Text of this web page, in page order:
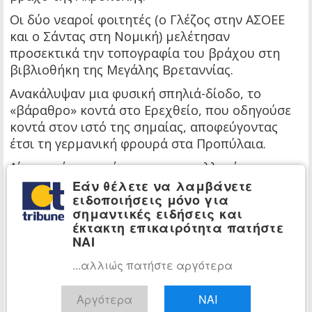
Οι δύο νεαροί φοιτητές (ο Γλέζος στην ΑΣΟΕΕ
και ο Σάντας στη Νομική) μελέτησαν
προσεκτικά την τοπογραφία του βράχου στη
βιβλιοθήκη της Μεγάλης Βρεταννίας.
Ανακάλυψαν μια φυσική σπηλιά-δίοδο, το
«βάραθρο» κοντά στο Ερεχθείο, που οδηγούσε
κοντά στον ιστό της σημαίας, αποφεύγοντας
έτσι τη γερμανική φρουρά στα Προπύλαια.
Λίγο μετά τα μεσάνυχτα, εκμεταλλευόμενοι το
σκοτάδι, σκαρφάλωσαν στην Ακρόπολη. Παρά το
γεγονός ότι ο ιστός ήταν δεμένος με
συρματόσχοινα και η σημαία τεράστια,
κατάφεραν να την υποστείλουν, να την
κομματιάσουν και να την κρύψουν.
Αποχώρησαν από την ίδια κρυφή διαδρομή,
έχοντας πάρει μαζί τους ως «λάφυρο» ένα
κομμάτι της σημαίας, χωρίς να γίνουν
Εάν θέλετε να λαμβάνετε
ειδοποιήσεις μόνο για
σημαντικές ειδήσεις και
έκτακτη επικαιρότητα πατήστε
ΝΑΙ
...αλλιώς πατήστε αργότερα
Αργότερα ΝΑΙ